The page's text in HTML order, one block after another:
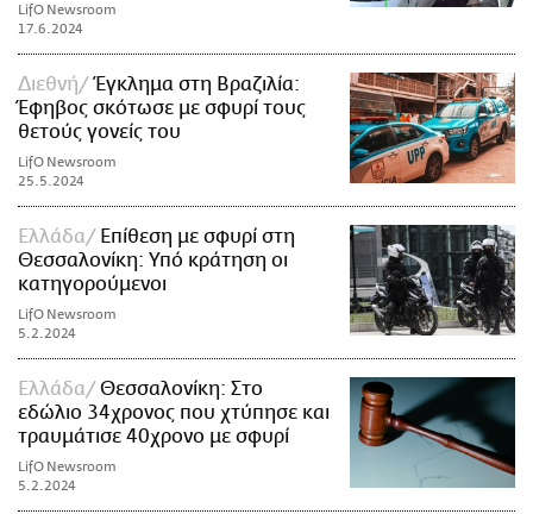
LifO Newsroom
17.6.2024
Διεθνή
Έγκλημα στη Βραζιλία:
Έφηβος σκότωσε με σφυρί τους
θετούς γονείς του
LifO Newsroom
25.5.2024
Ελλάδα
Επίθεση με σφυρί στη
Θεσσαλονίκη: Υπό κράτηση οι
κατηγορούμενοι
LifO Newsroom
5.2.2024
Ελλάδα
Θεσσαλονίκη: Στο
εδώλιο 34χρονος που χτύπησε και
τραυμάτισε 40χρονο με σφυρί
LifO Newsroom
5.2.2024